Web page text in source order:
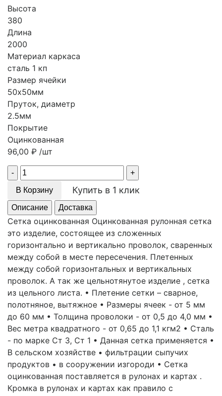
Высота
380
Длина
2000
Материал каркаса
сталь 1 кп
Размер ячейки
50х50мм
Пруток, диаметр
2.5мм
Покрытие
Оцинкованная
96,00 ₽ /шт
Quantity
В Корзину Купить в 1 клик
Описание Доставка
Сетка оцинкованная Оцинкованная рулонная сетка
это изделие, состоящее из сложенных
горизонтально и вертикально проволок, сваренных
между собой в месте пересечения. Плетенных
между собой горизонтальных и вертикальных
проволок. А так же цельнотянутое изделие , сетка
из цельного листа. • Плетение сетки – сварное,
полотняное, вытяжное • Размеры ячеек - от 5 мм
до 60 мм • Толщина проволоки - от 0,5 до 4,0 мм •
Вес метра квадратного - от 0,65 до 1,1 кгм2 • Сталь
- по марке Ст 3, Ст 1 • Данная сетка применяется •
В сельском хозяйстве • фильтрации сыпучих
продуктов • в сооружении изгороди • Сетка
оцинкованная поставляется в рулонах и картах .
Кромка в рулонах и картах как правило с